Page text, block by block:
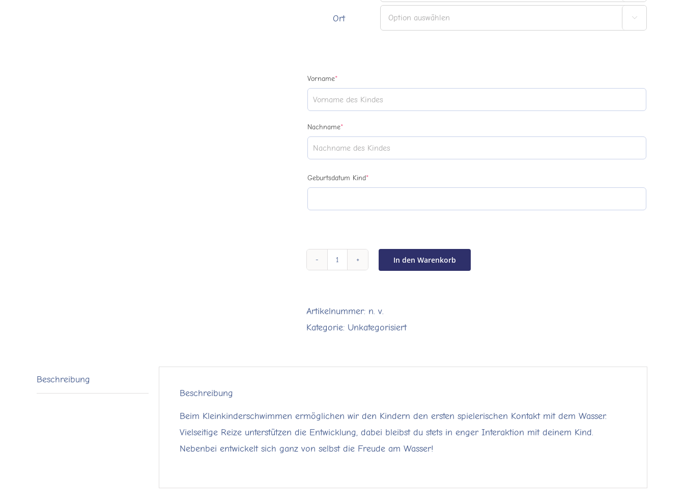
Ort 
Vorname*
Nachname*
Geburtsdatum Kind*
bis
4
|
Menge
In den Warenkorb
Artikelnummer: n. v.
Kategorie: Unkategorisiert
Beschreibung
Beschreibung
Beim Kleinkinderschwimmen ermöglichen wir den Kindern den ersten spielerischen Kontakt mit dem Wasser.
Vielseitige Reize unterstützen die Entwicklung, dabei bleibst du stets in enger Interaktion mit deinem Kind.
Nebenbei entwickelt sich ganz von selbst die Freude am Wasser!